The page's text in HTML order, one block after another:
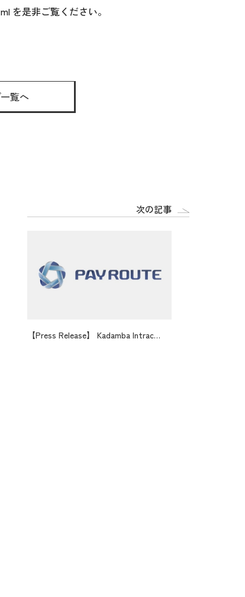
を是非ご覧ください。
覧へ
次の記事
【Press Release】 Kadamba Intrac